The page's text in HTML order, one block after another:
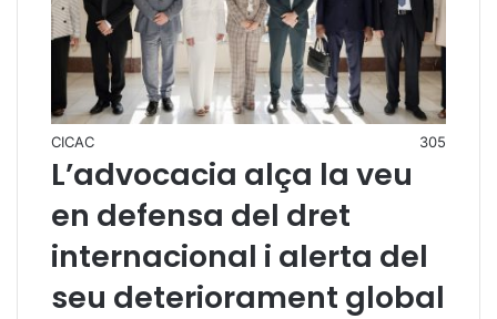
CICAC 305
L’advocacia alça la veu
en defensa del dret
internacional i alerta del
seu deteriorament global